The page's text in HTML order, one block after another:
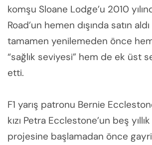
komşu Sloane Lodge’u 2010
Road’un hemen dışında satın
tamamen yenilemeden önce
“sağlık seviyesi” hem de ek üst
etti.
F1 yarış patronu Bernie
kızı Petra Ecclestone’un beş
projesine başlamadan önce